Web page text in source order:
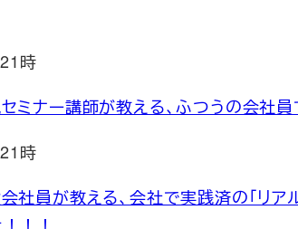
時
セミナー講師が教える、ふつうの会社
時
会社員が教える、会社で実践済の「リ